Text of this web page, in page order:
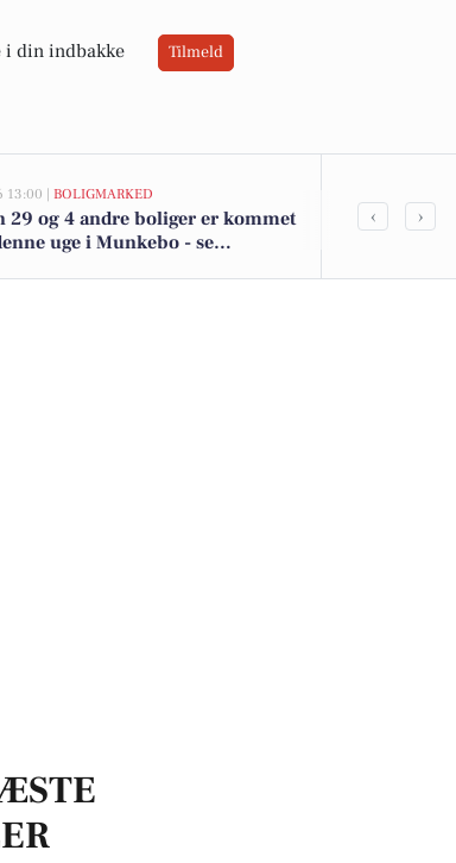
i din indbakke Tilmeld
| BOLIGMARKED
29 og 4 andre boliger er kommet
uge i Munkebo - se
Top 6 over
‹ ›